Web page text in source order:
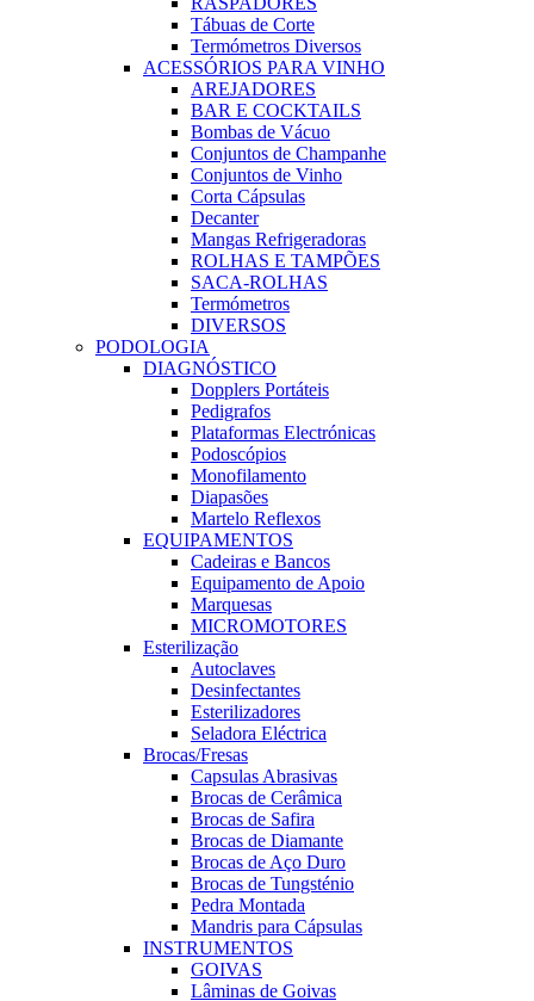
Tábuas de Corte
Termómetros Diversos
ACESSÓRIOS PARA VINHO
AREJADORES
BAR E COCKTAILS
Bombas de Vácuo
Conjuntos de Champanhe
Conjuntos de Vinho
Corta Cápsulas
Decanter
Mangas Refrigeradoras
ROLHAS E TAMPÕES
SACA-ROLHAS
Termómetros
DIVERSOS
PODOLOGIA
DIAGNÓSTICO
Dopplers Portáteis
Pedigrafos
Plataformas Electrónicas
Podoscópios
Monofilamento
Diapasões
Martelo Reflexos
EQUIPAMENTOS
Cadeiras e Bancos
Equipamento de Apoio
Marquesas
MICROMOTORES
Esterilização
Autoclaves
Desinfectantes
Esterilizadores
Seladora Eléctrica
Brocas/Fresas
Capsulas Abrasivas
Brocas de Cerâmica
Brocas de Safira
Brocas de Diamante
Brocas de Aço Duro
Brocas de Tungsténio
Pedra Montada
Mandris para Cápsulas
INSTRUMENTOS
GOIVAS
Lâminas de Goivas